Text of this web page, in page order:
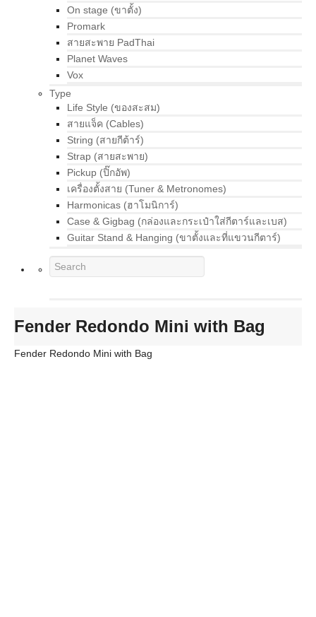
On stage (ขาตั้ง)
Promark
สายสะพาย PadThai
Planet Waves
Vox
Type
Life Style (ของสะสม)
สายแจ็ค (Cables)
String (สายกีต้าร์)
Strap (สายสะพาย)
Pickup (ปิ๊กอัพ)
เครื่องตั้งสาย (Tuner & Metronomes)
Harmonicas (ฮาโมนิการ์)
Case & Gigbag (กล่องและกระเป๋าใส่กีตาร์และเบส)
Guitar Stand & Hanging (ขาตั้งและที่แขวนกีตาร์)
Fender Redondo Mini with Bag
Fender Redondo Mini with Bag